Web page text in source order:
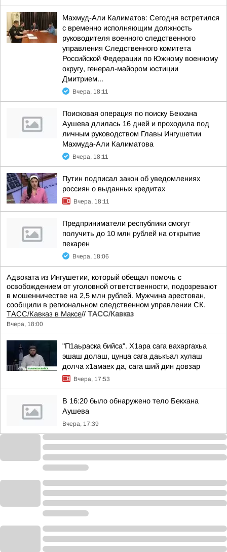
Махмуд-Али Калиматов: Сегодня встретился
с временно исполняющим должность
руководителя военного следственного
управления Следственного комитета
Российской Федерации по Южному военному
округу, генерал-майором юстиции
Дмитрием...
Вчера, 18:11
Поисковая операция по поиску Бекхана
Аушева длилась 16 дней и проходила под
личным руководством Главы Ингушетии
Махмуда-Али Калиматова
Вчера, 18:11
Путин подписал закон об уведомлениях
россиян о выданных кредитах
Вчера, 18:11
Предприниматели республики смогут
получить до 10 млн рублей на открытие
пекарен
Вчера, 18:06
Адвоката из Ингушетии, который обещал помочь с
освобождением от уголовной ответственности, подозревают
в мошенничестве на 2,5 млн рублей. Мужчина арестован,
сообщили в региональном следственном управлении СК.
ТАСС/Кавказ в Максе// ТАСС/Кавказ
Вчера, 18:00
"П1аьраска бийса". Х1ара сага вахаргахьа
эшаш долаш, цунца сага даькъал хулаш
долча х1амаех да, сага ший дин довзар
Вчера, 17:53
В 16:20 было обнаружено тело Бекхана
Аушева
Вчера, 17:39